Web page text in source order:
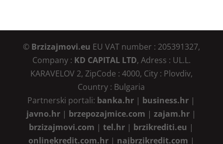
© Brzizajmovi.eu EU VAT number : 205391327,
Company : KD CAPITAL LTD, Adress : UL.L.
KARAVELOV 2, ZipCode : 4000, City : Plovdiv,
Country : Bulgaria
Partnerski portali: banka.hr | business.hr |
javno.hr | brzepozajmice.com |zajam.hr |
brzizajmovi.com |tel.hr | brzikrediti.eu |
onlinekredit.com.hr| najbrzikredit.com |